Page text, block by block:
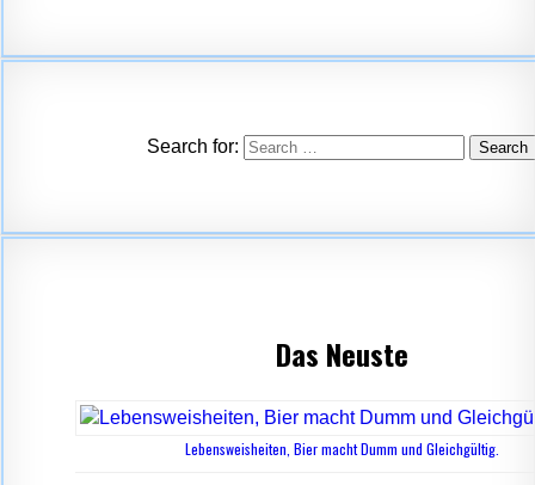
Search for:
Das Neuste
Lebensweisheiten, Bier macht Dumm und Gleichgültig.